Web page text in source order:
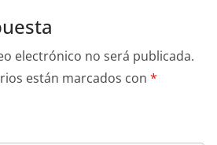
electrónico no será publicada.
están marcados con *